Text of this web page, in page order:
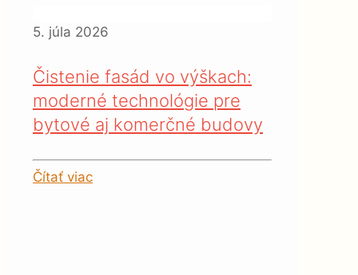
5. júla 2026
Čistenie fasád vo výškach:
moderné technológie pre
bytové aj komerčné budovy
Čítať viac